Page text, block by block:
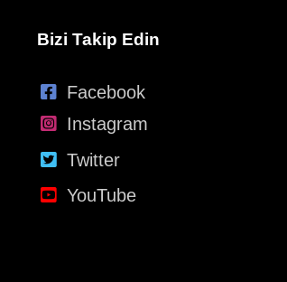
Bizi Takip Edin
Facebook
Instagram
Twitter
YouTube